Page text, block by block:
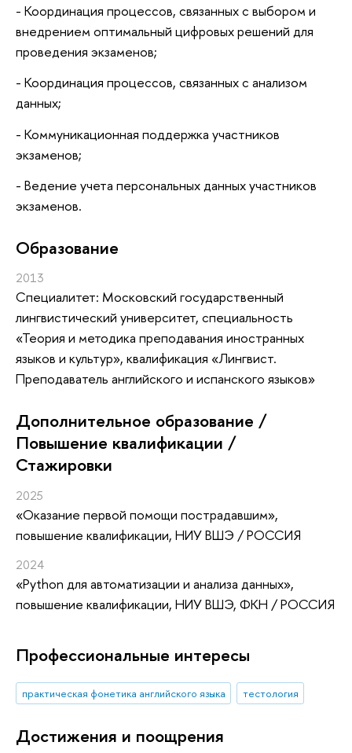
- Координация процессов, связанных с выбором и
внедрением оптимальный цифровых решений для
проведения экзаменов;
- Координация процессов, связанных с анализом
данных;
- Коммуникационная поддержка участников
экзаменов;
- Ведение учета персональных данных участников
экзаменов.
Oбразование
2013
Специалитет: Московский государственный
лингвистический университет, специальность
«Теория и методика преподавания иностранных
языков и культур», квалификация «Лингвист.
Преподаватель английского и испанского языков»
Дополнительное образование /
Повышение квалификации /
Стажировки
2025
«Оказание первой помощи пострадавшим»,
повышение квалификации, НИУ ВШЭ / РОССИЯ
2024
«Python для автоматизации и анализа данных»,
повышение квалификации, НИУ ВШЭ, ФКН / РОССИЯ
Профессиональные интересы
практическая фонетика английского языка тестология
Достижения и поощрения